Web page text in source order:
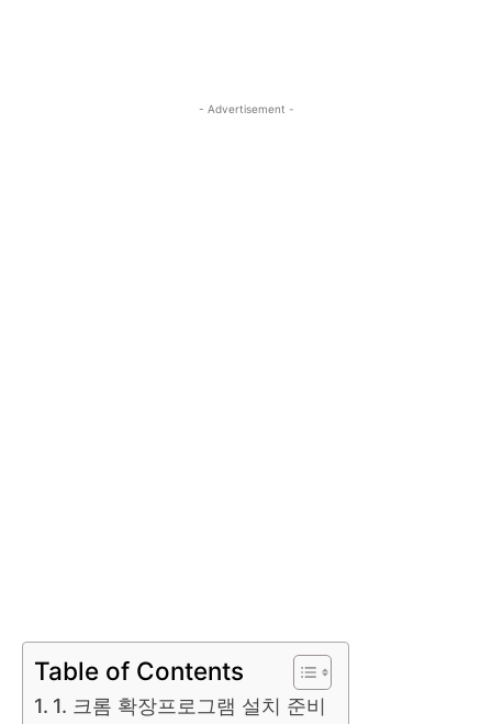
- Advertisement -
Table of Contents
1. 크롬 확장프로그램 설치 준비